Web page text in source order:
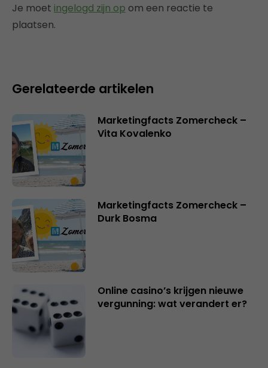
Je moet ingelogd zijn op om een reactie te
plaatsen.
Gerelateerde artikelen
Marketingfacts Zomercheck –
Vita Kovalenko
Marketingfacts Zomercheck –
Durk Bosma
Online casino’s krijgen nieuwe
vergunning: wat verandert er?